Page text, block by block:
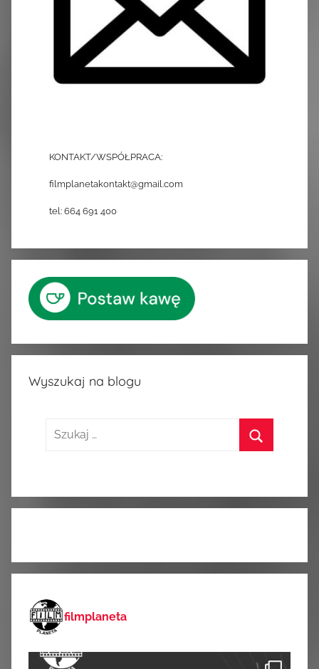
KONTAKT/WSPÓŁPRACA:
filmplanetakontakt@gmail.com
tel: 664 691 400
Wyszukaj na blogu
Szukaj:
filmplaneta